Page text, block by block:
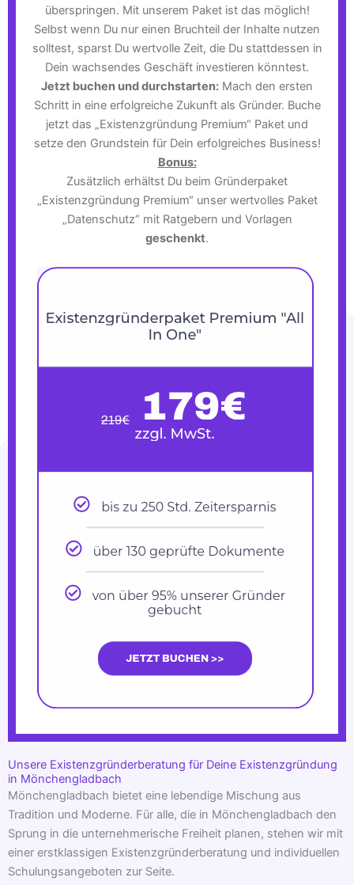
überspringen. Mit unserem Paket ist das möglich!
Selbst wenn Du nur einen Bruchteil der Inhalte nutzen
solltest, sparst Du wertvolle Zeit, die Du stattdessen in
Dein wachsendes Geschäft investieren könntest.
Jetzt buchen und durchstarten: Mach den ersten
Schritt in eine erfolgreiche Zukunft als Gründer. Buche
jetzt das „Existenzgründung Premium“ Paket und
setze den Grundstein für Dein erfolgreiches Business!
Bonus:
Zusätzlich erhältst Du beim Gründerpaket
„Existenzgründung Premium“ unser wertvolles Paket
„Datenschutz“ mit Ratgebern und Vorlagen
geschenkt.
Unsere Existenzgründerberatung für Deine Existenzgründung
in Mönchengladbach
Mönchengladbach bietet eine lebendige Mischung aus
Tradition und Moderne. Für alle, die in Mönchengladbach den
Sprung in die unternehmerische Freiheit planen, stehen wir mit
einer erstklassigen Existenzgründerberatung und individuellen
Schulungsangeboten zur Seite.